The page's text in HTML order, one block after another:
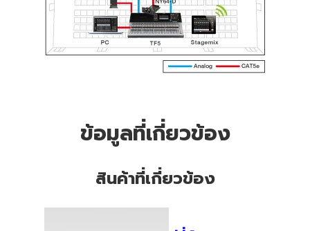
ข้อมูลที่เกี่ยวข้อง
สินค้าที่เกี่ยวข้อง